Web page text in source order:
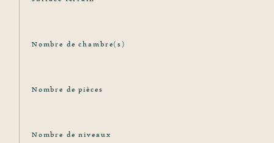
Nombre de chambre(s)
Nombre de pièces
Nombre de niveaux